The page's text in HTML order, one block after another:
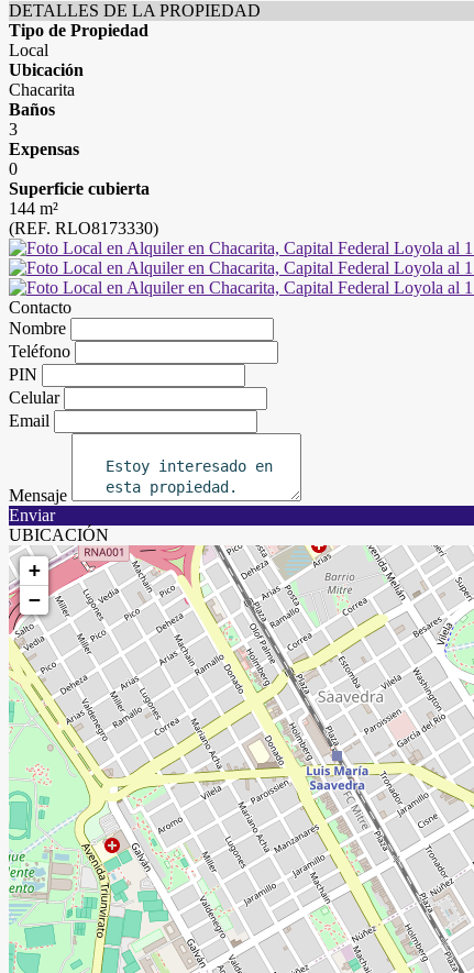
DETALLES DE LA PROPIEDAD
Tipo de Propiedad
Local
Ubicación
Chacarita
Baños
3
Expensas
0
Superficie cubierta
144 m²
(REF. RLO8173330)
Contacto
Nombre
Teléfono
PIN
Celular
Email
Mensaje
Enviar
UBICACIÓN
+
−